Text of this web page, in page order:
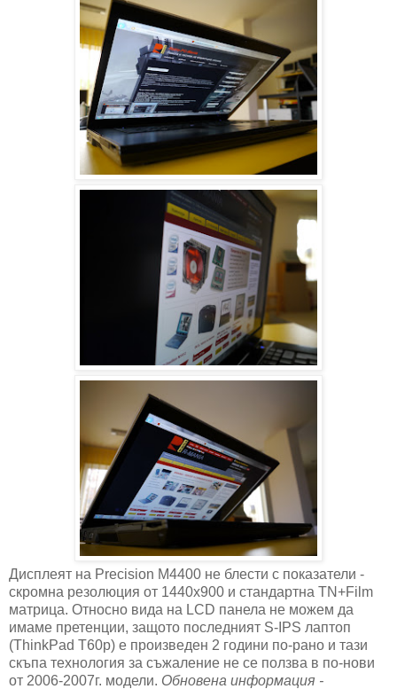
Дисплеят на Precision M4400 не блести с показатели -
скромна резолюция от 1440х900 и стандартна TN+Film
матрица. Относно вида на LCD панела не можем да
имаме претенции, защото последният S-IPS лаптоп
(ThinkPad T60p) е произведен 2 години по-рано и тази
скъпа технология за съжаление не се ползва в по-нови
от 2006-2007г. модели. Обновена информация -